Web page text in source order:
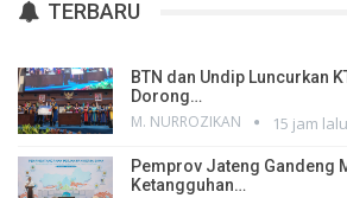
TERBARU
BTN dan Undip Luncurkan
Dorong…
M. NURROZIKAN 15 jam lalu
Pemprov Jateng Gandeng
Ketangguhan…